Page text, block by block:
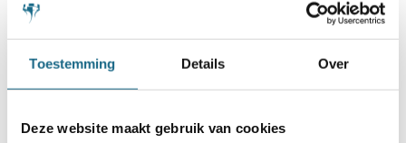
Toestemming Details Over
Deze website maakt gebruik van cookies